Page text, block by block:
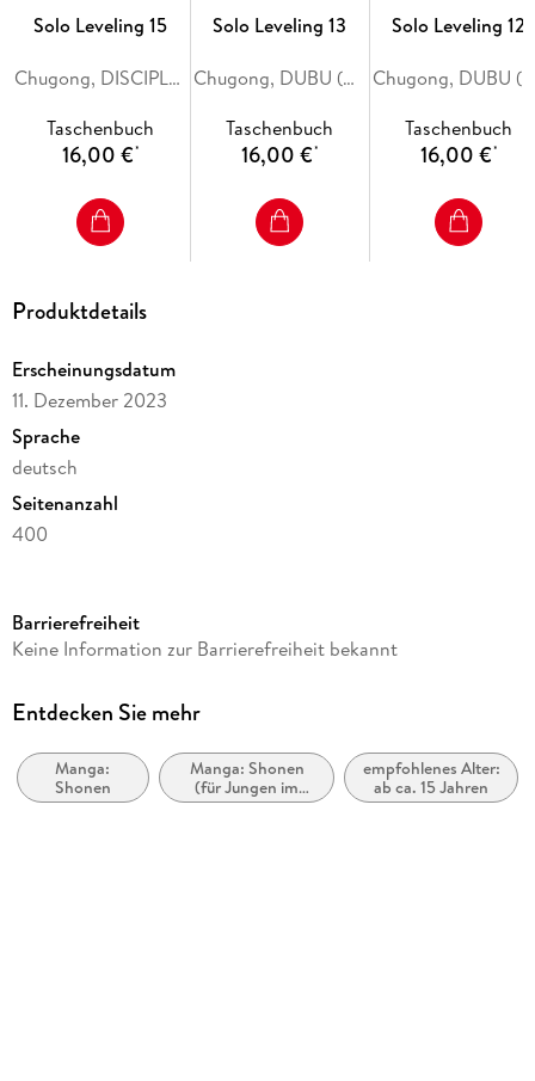
Solo Leveling 15
Chugong, DISCIPLES (REDICE STUDIO), h-goon
Taschenbuch
16,00 €*
Solo Leveling 13
Chugong, DUBU (REDICE STUDIO), h-goon
Taschenbuch
16,00 €*
Solo Leveling 12
Taschenbuch
16,00 €*
Produktdetails
Erscheinungsdatum
11. Dezember 2023
Sprache
deutsch
Seitenanzahl
400
Reihe
Autor/Autorin
Übersetzung
Jiye Josephine Lee
Barrierefreiheit
Keine Information zur Barrierefreiheit bekannt
Entdecken Sie mehr
Manga:
Shonen
Manga: Shonen
(für Jungen im
Teenageralter)
empfohlenes Alter:
ab ca. 15 Jahren